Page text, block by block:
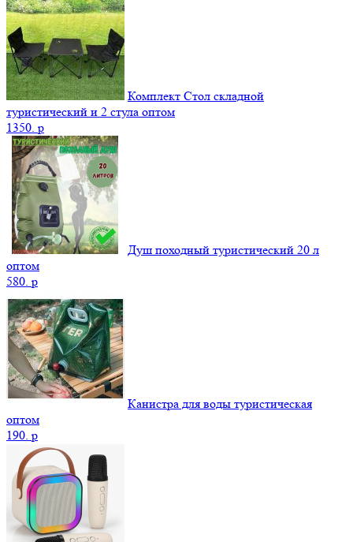
Комплект Стол складной
туристический и 2 стула оптом
1350. p
Душ походный туристический 20 л
оптом
580. p
Канистра для воды туристическая
оптом
190. p